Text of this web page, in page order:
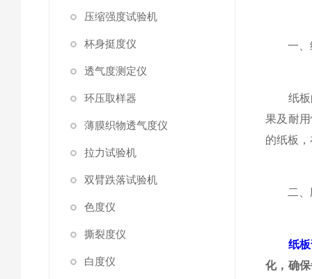
压缩强度试验机
杯身挺度仪
透气度测定仪
环压取样器
薄膜织物透气度仪
拉力试验机
双臂跌落试验机
色度仪
撕裂度仪
白度仪
一、
纸板的
果及耐
的纸板
二、
纸
化，确